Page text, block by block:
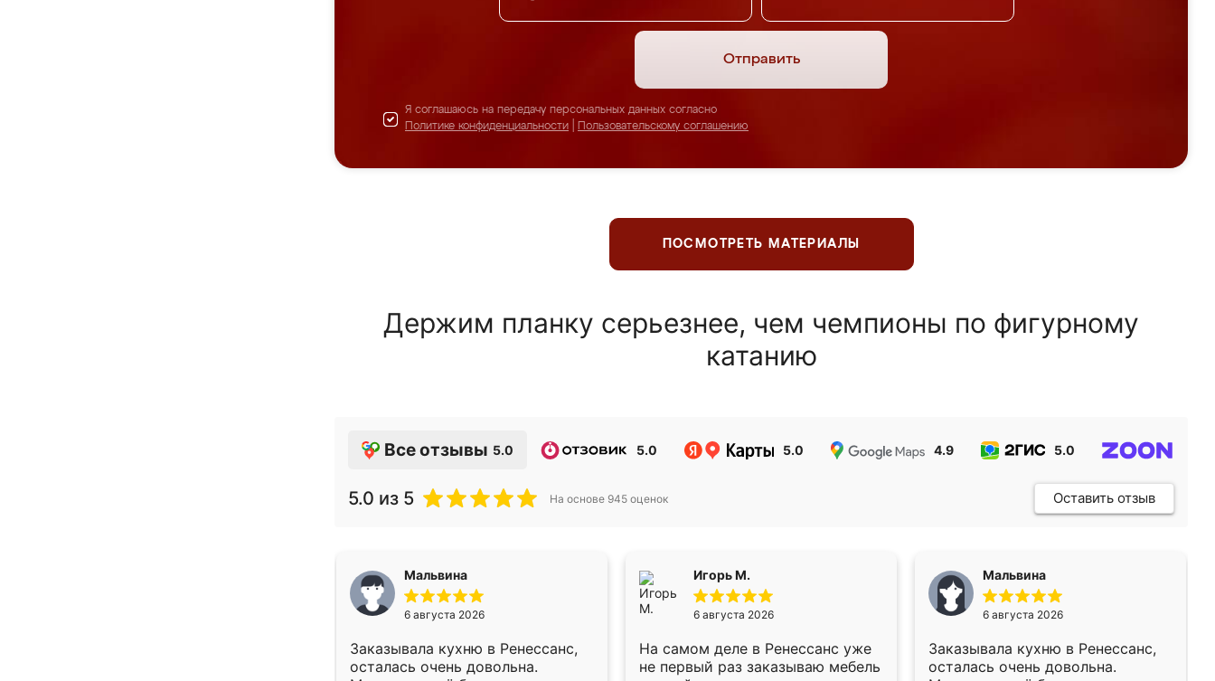
Отправить
Я соглашаюсь на передачу персональных данных согласно
Политике конфиденциальности
Пользовательскому соглашению
ПОСМОТРЕТЬ МАТЕРИАЛЫ
Держим планку серьезнее, чем чемпионы по фигурному
катанию
Все отзывы 5.0 5.0 5.0 4.9 5.0
5.0 из 5 На основе 945 оценок Оставить отзыв
Мальвина
6 августа 2026
Заказывала кухню в Ренессанс,
осталась очень довольна.
Игорь М.
6 августа 2026
На самом деле в Ренессанс уже
не первый раз заказываю мебель
Мальвина
6 августа 2026
Заказывала кухню в Ренессанс,
осталась очень довольна.